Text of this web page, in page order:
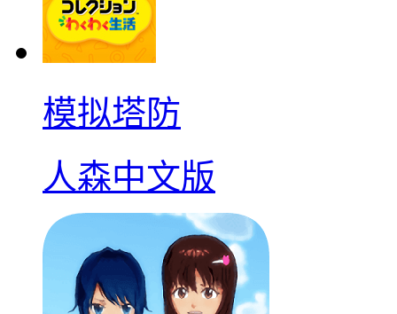
模拟塔防
人森中文版